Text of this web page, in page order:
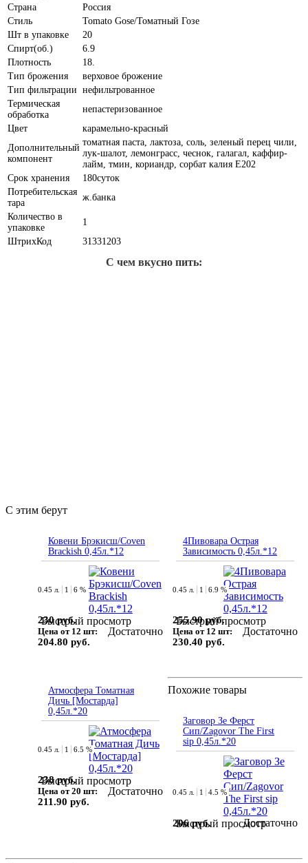
Страна
Россия
Стиль
Tomato Gose/Томатный Гозе
Шт в упаковке
20
Спирт(об.)
6.9
Плотность
18.
Тип брожения
верховое брожение
Тип фильтрации нефильтрованное
Термическая
обработка
непастеризованное
Цвет
карамельно-красный
Дополнительный
компонент
томатная паста, лактоза, соль, зеленый перец чили,
лук-шалот, лемонграсс, чеснок, галагал, каффир-
лайм, тмин, кориандр, сорбат калия Е202
Срок хранения
180суток
Потребительская
тара
ж.банка
Количество в
упаковке
1
ШтрихКод
31331203
С чем вкусно пить:
С этим берут
Ковени Брэкисш/Coven
Brackish 0,45л.*12
Быстрый просмотр
0.45 л. 1 6 %
230 руб.
Цена от 12 шт:
204.80 руб.
Достаточно
4Пивовара Острая
Зависимость 0,45л.*12
Быстрый просмотр
0.45 л. 1 6.9 %
255.90 руб.
Цена от 12 шт:
230.40 руб.
Достаточно
Атмосфера Томатная
Дичь [Мостарда]
0,45л.*20
Быстрый просмотр
0.45 л. 1 6.5 %
238 руб.
Цена от 20 шт:
211.90 руб.
Достаточно
Похожие товары
Заговор Зе Ферст
Сип/Zagovor The First
sip 0,45л.*20
Быстрый просмотр
0.45 л. 1 4.5 %
206 руб. Достаточно